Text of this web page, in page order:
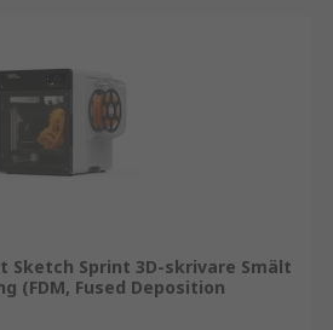
Sketch Sprint 3D-skrivare Smält
(FDM, Fused Deposition